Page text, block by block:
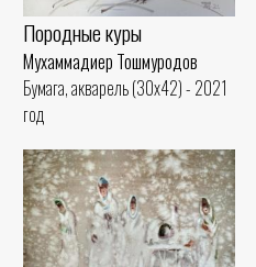
Породные куры
Мухаммадиер Тошмуродов
Бумага, акварель (30x42) - 2021
год